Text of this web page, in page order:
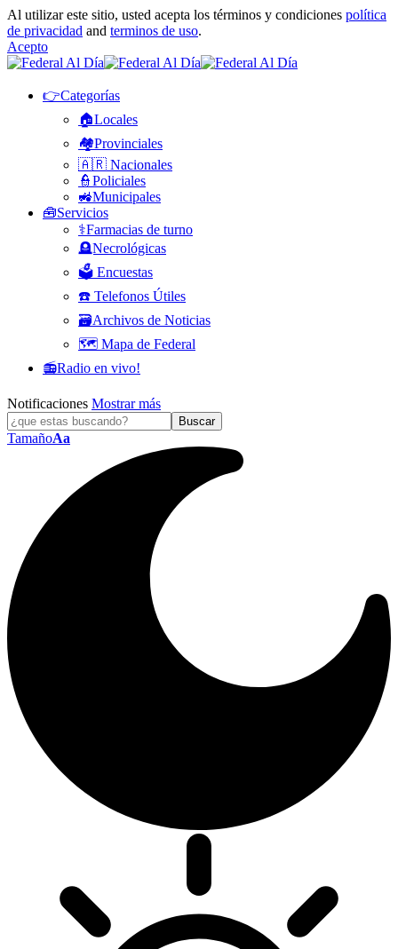
Al utilizar este sitio, usted acepta los términos y condiciones política
de privacidad and terminos de uso.
Acepto
👉Categorías
🏠Locales
🏘️Provinciales
🇦🇷 Nacionales
👮Policiales
🚜Municipales
🧰Servicios
⚕️Farmacias de turno
🪦Necrológicas
🗳️ Encuestas
☎️ Telefonos Útiles
🗃️Archivos de Noticias
🗺️ Mapa de Federal
📻Radio en vivo!
Notificaciones Mostrar más
TamañoAa